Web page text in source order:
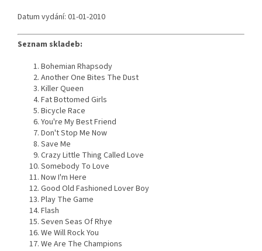
Datum vydání: 01-01-2010
Seznam skladeb:
Bohemian Rhapsody
Another One Bites The Dust
Killer Queen
Fat Bottomed Girls
Bicycle Race
You're My Best Friend
Don't Stop Me Now
Save Me
Crazy Little Thing Called Love
Somebody To Love
Now I'm Here
Good Old Fashioned Lover Boy
Play The Game
Flash
Seven Seas Of Rhye
We Will Rock You
We Are The Champions